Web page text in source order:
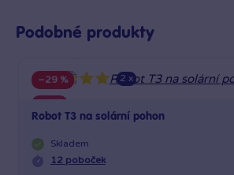
Podobné produkty
2 x
−29 %
Robot T3 na solární pohon
Skladem
12 poboček